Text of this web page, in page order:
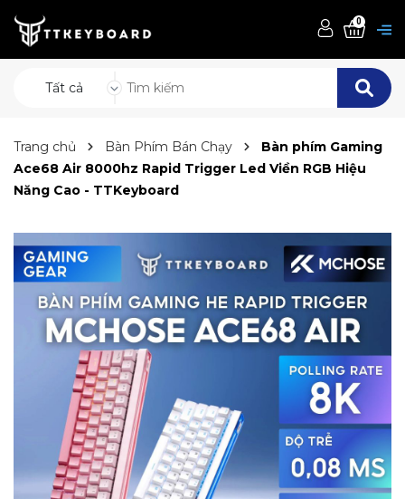
Tất cả
0
Trang chủ Bàn Phím Bán Chạy
Bàn phím Gaming
Ace68 Air 8000hz Rapid Trigger Led Viền RGB Hiệu
Năng Cao - TTKeyboard